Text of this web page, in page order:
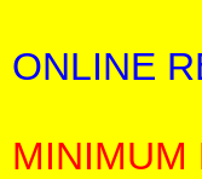
ONLINE
MINIMUM